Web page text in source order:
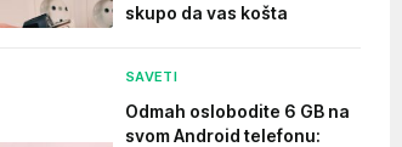
skupo da vas košta
SAVETI
Odmah oslobodite 6 GB na
svom Android telefonu: